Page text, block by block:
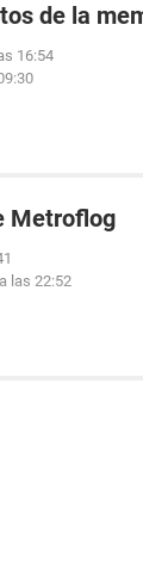
de la
16:54
Metroflog
las 22:52